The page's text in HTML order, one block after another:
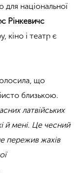
національної
Рінкевичс
кіно і театр є
що
близькою.
латвійських
й мені. Це чесний
пережив жахів